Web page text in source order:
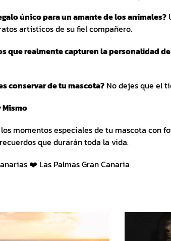
único para un amante de los animales?
artísticos de su fiel compañero.
que realmente capturen la personalidad
conservar de tu mascota?No dejes que el
Mismo
momentos especiales de tu mascota con
que durarán toda la vida.
❤️ Las Palmas Gran Canaria